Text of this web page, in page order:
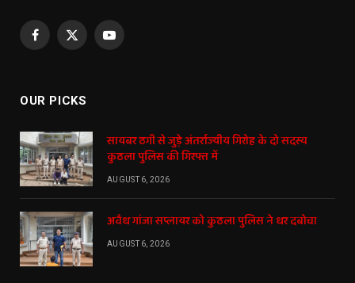
Facebook
X
YouTube
OUR PICKS
सायबर ठगी से जुड़े अंतर्राज्यीय गिरोह के दो सदस्य
कुठला पुलिस की गिरफ्त में
AUGUST 6, 2026
अवैध गांजा सप्लायर को कुठला पुलिस ने धर दबोचा
AUGUST 6, 2026